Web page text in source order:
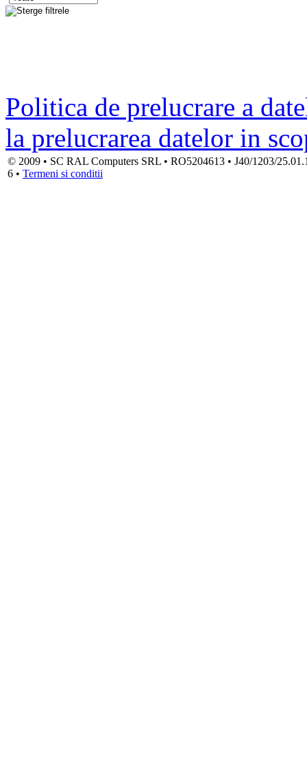
Politica de prelucrare a
la prelucrarea datelor in
© 2009 • SC RAL Computers SRL • RO5204613 • J40/1203/
6 • Termeni si conditii